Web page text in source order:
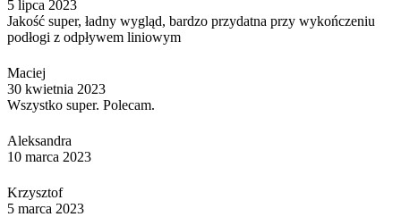
5 lipca 2023
Jakość super, ładny wygląd, bardzo przydatna przy wykończeniu
podłogi z odpływem liniowym
Maciej
30 kwietnia 2023
Wszystko super. Polecam.
Aleksandra
10 marca 2023
Krzysztof
5 marca 2023